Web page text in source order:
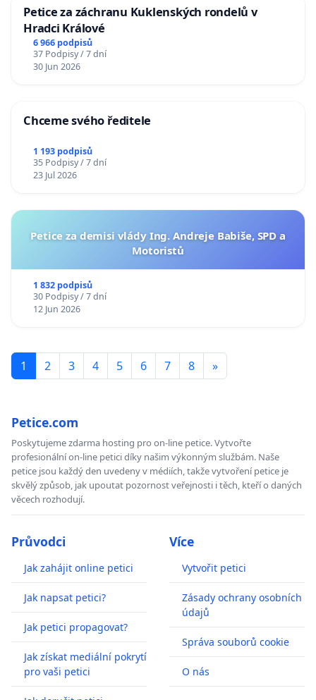
Petice za záchranu Kuklenských rondelů v
Hradci Králové
6 966 podpisů
37 Podpisy / 7 dní
30 Jun 2026
Chceme svého ředitele
1 193 podpisů
35 Podpisy / 7 dní
23 Jul 2026
Petice za demisi vlády Ing. Andreje Babiše, SPD a
Motoristů
1 832 podpisů
30 Podpisy / 7 dní
12 Jun 2026
1 2 3 4 5 6 7 8 »
Petice.com
Poskytujeme zdarma hosting pro on-line petice. Vytvořte
profesionální on-line petici díky našim výkonným službám. Naše
petice jsou každý den uvedeny v médiích, takže vytvoření petice je
skvělý způsob, jak upoutat pozornost veřejnosti i těch, kteří o daných
věcech rozhodují.
Průvodci
Jak zahájit online petici
Jak napsat petici?
Jak petici propagovat?
Jak získat mediální pokrytí
pro vaši petici
Více
Vytvořit petici
Zásady ochrany osobních
údajů
Správa souborů cookie
O nás